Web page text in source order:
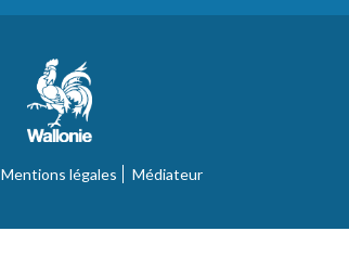
Mentions légales Médiateur